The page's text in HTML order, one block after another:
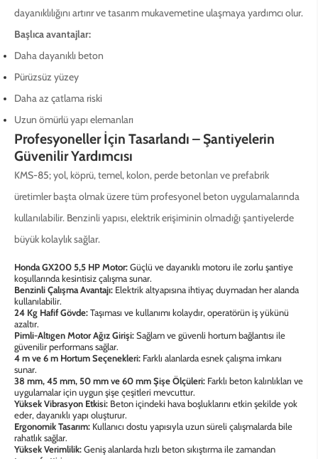
dayanıklılığını artırır ve tasarım mukavemetine ulaşmaya yardımcı olur.
Başlıca avantajlar:
Daha dayanıklı beton
Pürüzsüz yüzey
Daha az çatlama riski
Uzun ömürlü yapı elemanları
Profesyoneller İçin Tasarlandı – Şantiyelerin
Güvenilir Yardımcısı
KMS-85; yol, köprü, temel, kolon, perde betonları ve prefabrik
üretimler başta olmak üzere tüm profesyonel beton uygulamalarında
kullanılabilir. Benzinli yapısı, elektrik erişiminin olmadığı şantiyelerde
büyük kolaylık sağlar.
Honda GX200 5,5 HP Motor:Güçlü ve dayanıklı motoru ile zorlu şantiye
koşullarında kesintisiz çalışma sunar.
Benzinli Çalışma Avantajı: Elektrik altyapısına ihtiyaç duymadan her alanda
kullanılabilir.
24 Kg Hafif Gövde:Taşıması ve kullanımı kolaydır, operatörün iş yükünü
azaltır.
Pimli-Altıgen Motor Ağız Girişi:Sağlam ve güvenli hortum bağlantısı ile
güvenilir performans sağlar.
4 m ve 6 m Hortum Seçenekleri: Farklı alanlarda esnek çalışma imkanı
sunar.
38 mm, 45 mm, 50 mm ve 60 mm Şişe Ölçüleri: Farklı beton kalınlıkları ve
uygulamalar için uygun şişe çeşitleri mevcuttur.
Yüksek Vibrasyon Etkisi: Beton içindeki hava boşluklarını etkin şekilde yok
eder, dayanıklı yapı oluşturur.
Ergonomik Tasarım: Kullanıcı dostu yapısıyla uzun süreli çalışmalarda bile
rahatlık sağlar.
Yüksek Verimlilik:Geniş alanlarda hızlı beton sıkıştırma ile zamandan